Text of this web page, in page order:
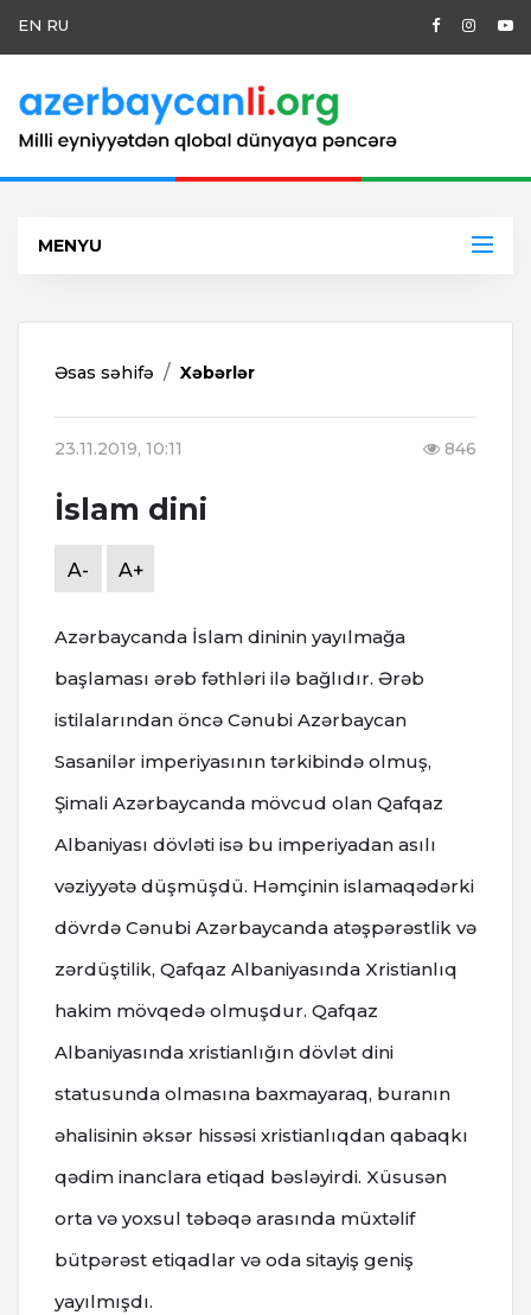
EN RU
MENYU
Əsas səhifə Xəbərlər
23.11.2019, 10:11 846
İslam dini
A- A+
Azərbaycanda İslam dininin yayılmağa
başlaması ərəb fəthləri ilə bağlıdır. Ərəb
istilalarından öncə Cənubi Azərbaycan
Sasanilər imperiyasının tərkibində olmuş,
Şimali Azərbaycanda mövcud olan Qafqaz
Albaniyası dövləti isə bu imperiyadan asılı
vəziyyətə düşmüşdü. Həmçinin islamaqədərki
dövrdə Cənubi Azərbaycanda atəşpərəstlik və
zərdüştilik, Qafqaz Albaniyasında Xristianlıq
hakim mövqedə olmuşdur. Qafqaz
Albaniyasında xristianlığın dövlət dini
statusunda olmasına baxmayaraq, buranın
əhalisinin əksər hissəsi xristianlıqdan qabaqkı
qədim inanclara etiqad bəsləyirdi. Xüsusən
orta və yoxsul təbəqə arasında müxtəlif
bütpərəst etiqadlar və oda sitayiş geniş
yayılmışdı.